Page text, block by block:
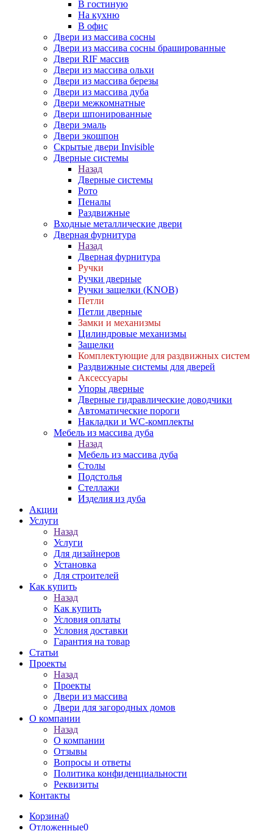
В гостиную
На кухню
В офис
Двери из массива сосны
Двери из массива сосны брашированные
Двери RIF массив
Двери из массива ольхи
Двери из массива березы
Двери из массива дуба
Двери межкомнатные
Двери шпонированные
Двери эмаль
Двери экошпон
Скрытые двери Invisible
Дверные системы
Назад
Дверные системы
Рото
Пеналы
Раздвижные
Входные металлические двери
Дверная фурнитура
Назад
Дверная фурнитура
Ручки
Ручки дверные
Ручки защелки (KNOB)
Петли
Петли дверные
Замки и механизмы
Цилиндровые механизмы
Защелки
Комплектующие для раздвижных систем
Раздвижные системы для дверей
Аксессуары
Упоры дверные
Дверные гидравлические доводчики
Автоматические пороги
Накладки и WC-комплекты
Мебель из массива дуба
Назад
Мебель из массива дуба
Столы
Подстолья
Стеллажи
Изделия из дуба
Акции
Услуги
Назад
Услуги
Для дизайнеров
Установка
Для строителей
Как купить
Назад
Как купить
Условия оплаты
Условия доставки
Гарантия на товар
Статьи
Проекты
Назад
Проекты
Двери из массива
Двери для загородных домов
О компании
Назад
О компании
Отзывы
Вопросы и ответы
Политика конфиденциальности
Реквизиты
Контакты
Корзина0
Отложенные0